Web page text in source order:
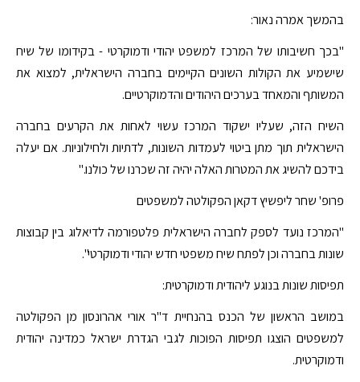
בהמשך אמרה נאור:
"בכך חשיבותו של המרכז למשפט יהודי ודמוקרטי - בקידומו של שיח
שישמיע את הקולות השונים הקיימים בחברה הישראלית, למצוא את
המשותף והמאחד בערכים היהודים והדמוקרטיים.
השיח הזה, שעליו ישקוד המרכז עשוי לאחות את הקרעים בחברה
הישראלית תוך מתן ביטוי לעמדות השונות, לדתיות ולחילוניות. אם יעלה
בידכם להשיג את המטרות האלה יהיה זה שכרנו של כולנו."
פרופ' שחר ליפשיץ דקאן הפקולטה למשפטים
"המרכז נועד לספק לחברה הישראלית פלטפורמה לדיאלוג בין קבוצות
שונות בחברה וכן לפתח שיח משפטי חדש יהודי ודמוקרטי".
תפיסות שונות בנוגע ליהודית ודמוקרטית:
במושב הראשון של הכנס בהנחיית ד"ר אורי אהרונסון מן הפקולטה
למשפטים הוצגו תפיסות הפוכות לגבי הגדרת ישראל כמדינה יהודית
ודמוקרטית.